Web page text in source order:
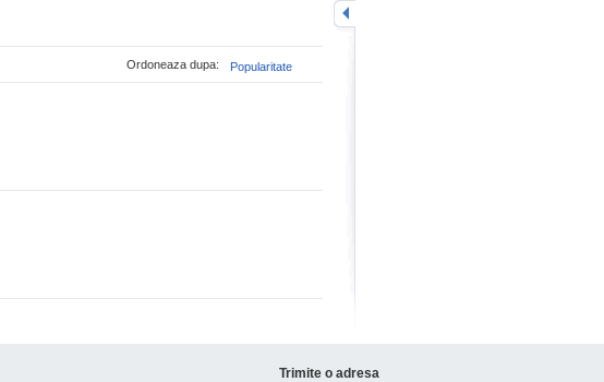
Popularitate
Ordoneaza dupa:
Trimite o adresa